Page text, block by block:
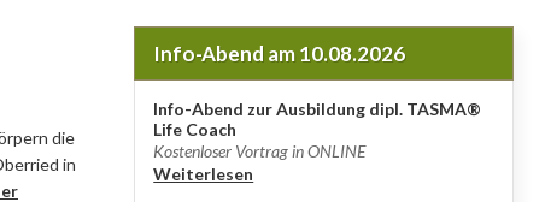
die
in
Info-Abend am 10.08.2026
Info-Abend zur Ausbildung dipl. TASMA®
Life Coach
Kostenloser Vortrag in ONLINE
Weiterlesen